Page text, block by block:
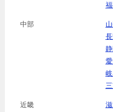
中部
近畿